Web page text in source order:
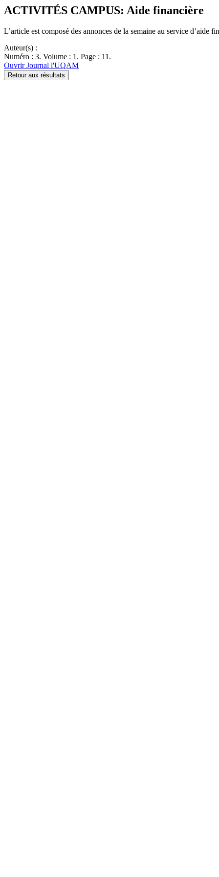
ACTIVITÉS CAMPUS: Aide financière
L’article est composé des annonces de la semaine au service d’aide
Auteur(s) :
Numéro : 3. Volume : 1. Page : 11.
Ouvrir Journal l'UQAM
Retour aux résultats